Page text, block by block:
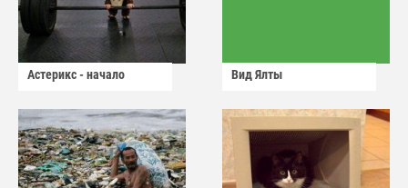
Астерикс - начало Вид Ялты